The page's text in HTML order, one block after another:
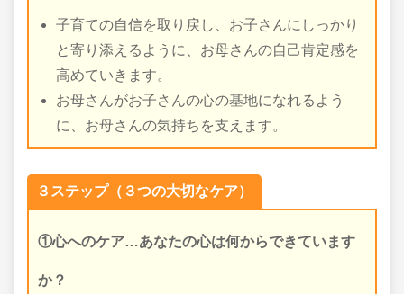
子育ての自信を取り戻し、お子さんにしっかり
と寄り添えるように、お母さんの自己肯定感を
高めていきます。
お母さんがお子さんの心の基地になれるよう
に、お母さんの気持ちを支えます。
３ステップ（３つの大切なケア）
①心へのケア…あなたの心は何からできています
か？